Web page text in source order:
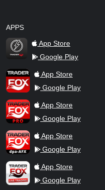
APPS
TraderFox Flash
App Store
Google Play
TraderFox AppApp Store
Google Play
TraderFox ProApp Store
Google Play
TraderFox dpa-AFX ProFeed
App Store
Google Play
TraderFox Live Trading
App Store
Google Play